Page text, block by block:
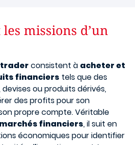
missions d’un
trader consistent à acheter et
financiers tels que des
ou produits dérivés,
des profits pour son
propre compte. Véritable
financiers, il suit en
économiques pour identifier